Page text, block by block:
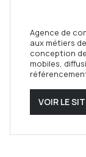
Agence de
aux métiers
conception
mobiles,
VOIR LE